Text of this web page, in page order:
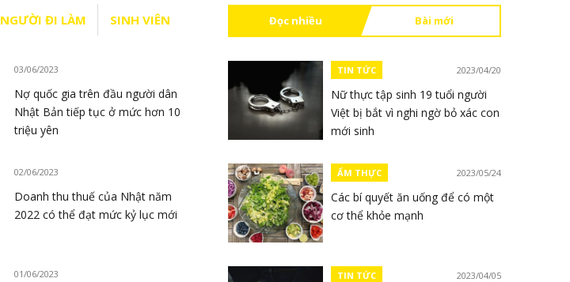
NGƯỜI ĐI LÀM SINH VIÊN
03/06/2023
Nợ quốc gia trên đầu người dân
Nhật Bản tiếp tục ở mức hơn 10
triệu yên
02/06/2023
Doanh thu thuế của Nhật năm
2022 có thể đạt mức kỷ lục mới
01/06/2023
Đọc nhiều Bài mới
TIN TỨC 2023/04/20
Nữ thực tập sinh 19 tuổi người
Việt bị bắt vì nghi ngờ bỏ xác con
mới sinh
ẨM THỰC 2023/05/24
Các bí quyết ăn uống để có một
cơ thể khỏe mạnh
TIN TỨC 2023/04/05